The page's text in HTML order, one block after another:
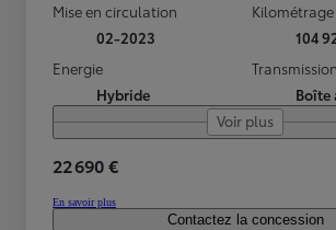
Mise en circulation
02-2023
Kilométrage
104
Energie
Hybride
Transmission
Boîte
Voir plus
22 690 €
En savoir plus
Contactez la concession